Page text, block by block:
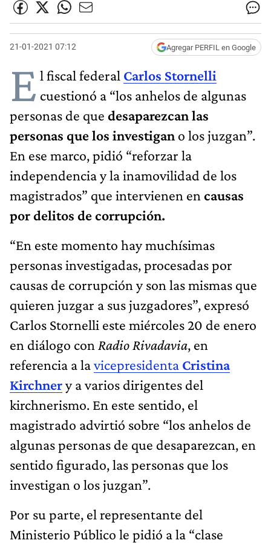
21-01-2021 07:12 Agregar PERFIL en Google
E l fiscal federal Carlos Stornelli
cuestionó a “los anhelos de algunas
personas de que desaparezcan las
personas que los investigan o los juzgan”.
En ese marco, pidió “reforzar la
independencia y la inamovilidad de los
magistrados” que intervienen en causas
por delitos de corrupción.
“En este momento hay muchísimas
personas investigadas, procesadas por
causas de corrupción y son las mismas que
quieren juzgar a sus juzgadores”, expresó
Carlos Stornelli este miércoles 20 de enero
en diálogo con Radio Rivadavia, en
referencia a lavicepresidenta Cristina
Kirchnery a varios dirigentes del
kirchnerismo. En este sentido, el
magistrado advirtió sobre “los anhelos de
algunas personas de que desaparezcan, en
sentido figurado, las personas que los
investigan o los juzgan”.
Por su parte, el representante del
Ministerio Público le pidió a la “clase